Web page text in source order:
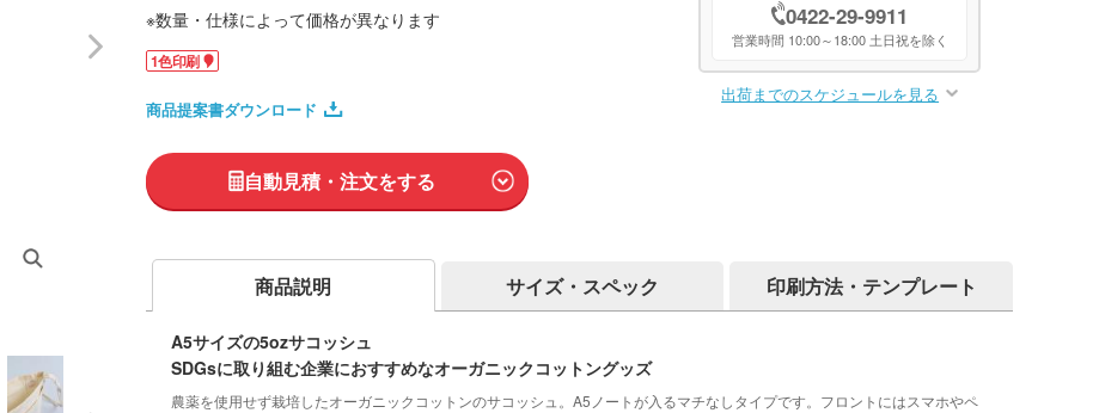
※数量・仕様によって価格が異なります
1色印刷
商品提案書ダウンロード
自動見積・注文をする
0422-29-9911
営業時間 10:00～18:00 土日祝を除く
出荷までのスケジュールを見る
商品説明 サイズ・スペック 印刷方法・テンプレート
A5サイズの5ozサコッシュ
SDGsに取り組む企業におすすめなオーガニックコットングッズ
農薬を使用せず栽培したオーガニックコットンのサコッシュ。A5ノートが入るマチなしタイプです。フロントにはスマホやペ